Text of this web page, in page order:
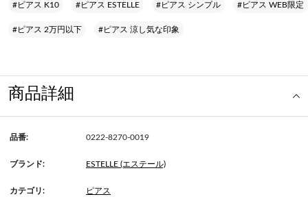
#ピアス K10 #ピアス ESTELLE #ピアス シンプル #ピアス WEB限定
#ピアス 2万円以下 #ピアス 涼し気な印象
商品詳細
品番: 0222-8270-0019
ブランド: ESTELLE (エステール)
カテゴリ: ピアス